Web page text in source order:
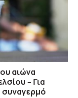
αιώνα
– Για
συναγερμό